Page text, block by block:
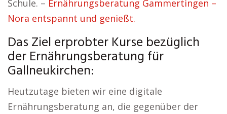
Schule. – Ernährungsberatung Gammertingen –
Nora entspannt und genießt.
Das Ziel erprobter Kurse bezüglich
der Ernährungsberatung für
Gallneukirchen:
Heutzutage bieten wir eine digitale
Ernährungsberatung an, die gegenüber der